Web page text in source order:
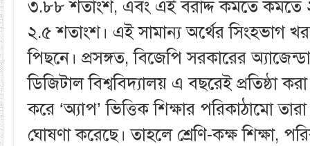
৩.৮৮ শতাংশ, এবং এই বরাদ্দ কমতে কমতে
২.৫ শতাংশ। এই সামান্য অর্থের সিংহভাগ
পিছনে। প্রসঙ্গত, বিজেপি সরকারের
ডিজিটাল বিশ্ববিদ্যালয় এ বছরেই প্রতিষ্ঠা
করে ‘অ্যাপ’ ভিত্তিক শিক্ষার পরিকাঠামো
ঘোষণা করেছে। তাহলে শ্রেণি-কক্ষ শিক্ষা,